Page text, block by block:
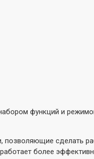
функций и
позволяющие сделать
более